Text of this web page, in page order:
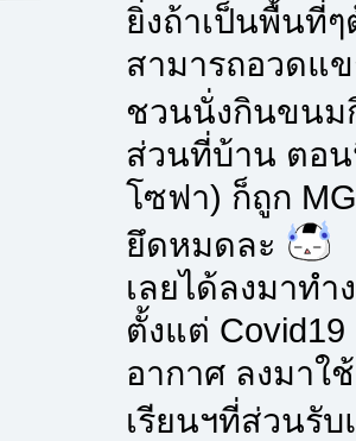
ยิ่งถ้าเป็นพื้นที่
สามารถอวดแ
ชวนนั่งกินขนม
ส่วนที่บ้าน ตอน
โซฟา) ก็ถูก
ยึดหมดละ
เลยได้ลงมาท
ตั้งแต่
อากาศ ลงมาใ
เรียนฯที่ส่วนรั